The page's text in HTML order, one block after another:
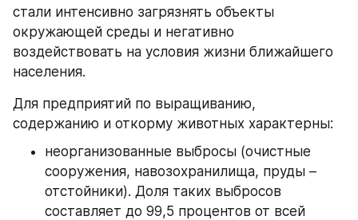
стали интенсивно загрязнять объекты
окружающей среды и негативно
воздействовать на условия жизни ближайшего
населения.
Для предприятий по выращиванию,
содержанию и откорму животных характерны:
неорганизованные выбросы (очистные
сооружения, навозохранилища, пруды –
отстойники). Доля таких выбросов
составляет до 99,5 процентов от всей